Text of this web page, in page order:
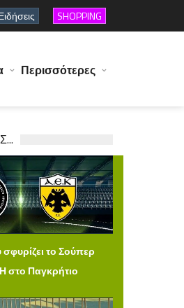
SHOPPING
Περισσότερες
2026 15:00
το Σούπερ
Παγκρήτιο